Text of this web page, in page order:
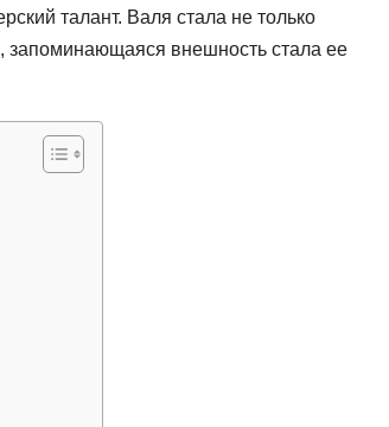
талант. Валя стала не только
запоминающаяся внешность стала ее